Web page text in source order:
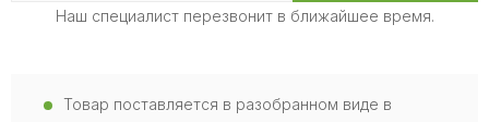
Наш специалист перезвонит в ближайшее время.
Товар поставляется в разобранном виде в